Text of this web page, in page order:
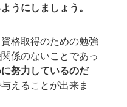
うにしましょう。
格取得のための勉強
係のないことであっ
努力しているのだ
えることが出来ま